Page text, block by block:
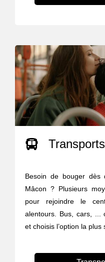
Besoin de bouger
Mâcon ? Plusieurs
pour rejoindre le
alentours. Bus, cars, ...
et choisis l’option la plus